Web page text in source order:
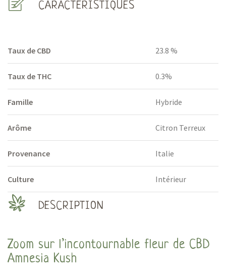
CARACTÉRISTIQUES
Taux de CBD 23.8 %
Taux de THC 0.3%
Famille Hybride
Arôme Citron Terreux
Provenance Italie
Culture Intérieur
DESCRIPTION
Zoom sur l’incontournable fleur de CBD
Amnesia Kush